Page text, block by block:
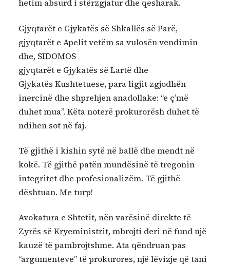
hetim absurd i stërzgjatur dhe qesharak.
Gjyqtarët e Gjykatës së Shkallës së Parë,
gjyqtarët e Apelit vetëm sa vulosën vendimin
dhe, SIDOMOS
gjyqtarët e Gjykatës së Lartë dhe
Gjykatës Kushtetuese, para ligjit zgjodhën
inercinë dhe shprehjen anadollake: “e ç’më
duhet mua”. Këta noterë prokurorësh duhet të
ndihen sot në faj.
Të gjithë i kishin sytë në ballë dhe mendt në
kokë. Të gjithë patën mundësinë të tregonin
integritet dhe profesionalizëm. Të gjithë
dështuan. Me turp!
Avokatura e Shtetit, nën varësinë direkte të
Zyrës së Kryeministrit, mbrojti deri në fund një
kauzë të pambrojtshme. Ata qëndruan pas
“argumenteve” të prokurores, një lëvizje që tani